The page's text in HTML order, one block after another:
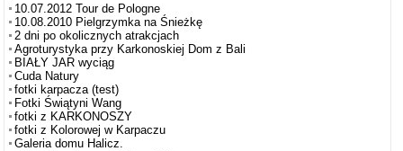
10.07.2012 Tour de Pologne
10.08.2010 Pielgrzymka na Śnieżkę
2 dni po okolicznych atrakcjach
Agroturystyka przy Karkonoskiej Dom z Bali
BIAŁY JAR wyciąg
Cuda Natury
fotki karpacza (test)
Fotki Świątyni Wang
fotki z KARKONOSZY
fotki z Kolorowej w Karpaczu
Galeria domu Halicz.